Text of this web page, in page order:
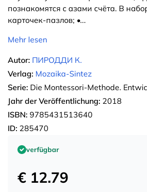
познакомятся с азами счёта. В
карточек-пазлов; •...
Mehr lesen
Autor: ПИРОДДИ К.
Verlag: Mozaika-Sintez
Serie: Die Montessori-Methode.
Jahr der Veröffentlichung: 2018
ISBN: 9785431513640
ID: 285470
verfügbar
€ 12.79